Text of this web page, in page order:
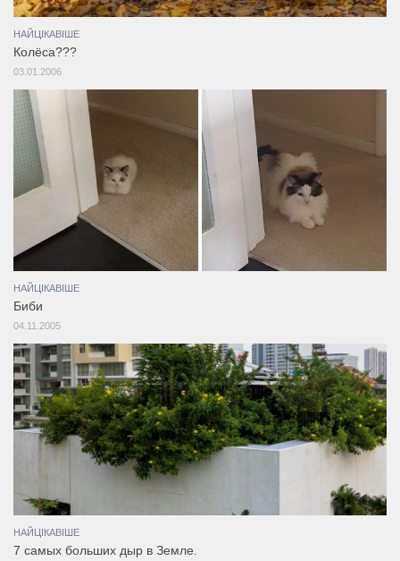
НАЙЦІКАВІШЕ
Колёса???
03.01.2006
НАЙЦІКАВІШЕ
Биби
04.11.2005
НАЙЦІКАВІШЕ
7 самых больших дыр в Земле.